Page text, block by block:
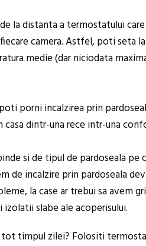
la distanta a termostatului
camera. Astfel, poti seta
medie (dar niciodata
porni incalzirea prin
dintr-una rece intr-una
si de tipul de pardoseala
incalzire prin pardoseala
la case ar trebui sa avem
slabe ale acoperisului.
tot timpul zilei? Folositi